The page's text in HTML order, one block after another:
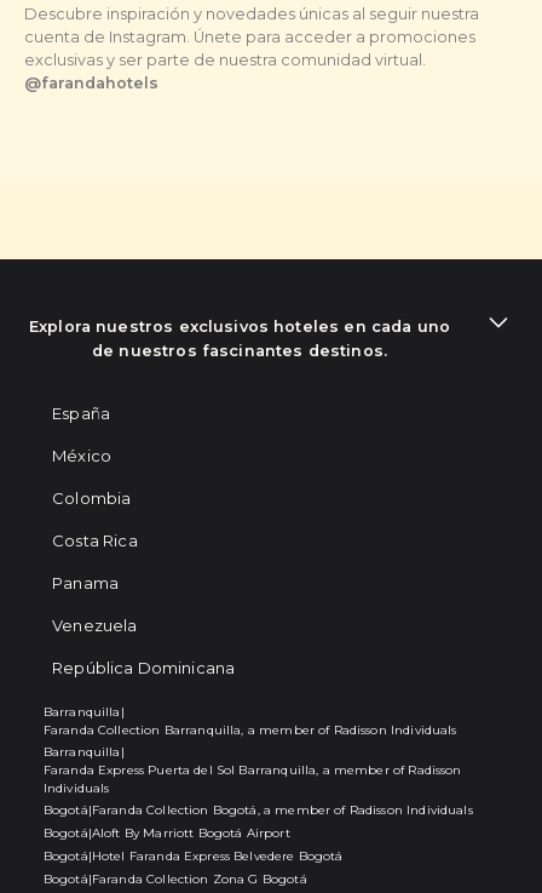
Descubre inspiración y novedades únicas al seguir nuestra
cuenta de Instagram. Únete para acceder a promociones
exclusivas y ser parte de nuestra comunidad virtual.
@farandahotels
Explora nuestros exclusivos hoteles en cada uno
de nuestros fascinantes destinos.
España
México
Colombia
Costa Rica
Panama
Venezuela
República Dominicana
Barranquilla |
Faranda Collection Barranquilla, a member of Radisson Individuals
Barranquilla |
Faranda Express Puerta del Sol Barranquilla, a member of Radisson
Individuals
Bogotá|Faranda Collection Bogotá, a member of Radisson Individuals
Bogotá|Aloft By Marriott Bogotá Airport
Bogotá|Hotel Faranda Express Belvedere Bogotá
Bogotá|Faranda Collection Zona G Bogotá